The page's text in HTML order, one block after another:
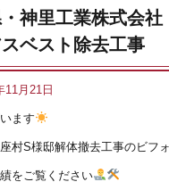
神里工業株式会
ベスト除去工事
11月21日
ます
村S様邸解体撤去工事のビフ
をご覧ください